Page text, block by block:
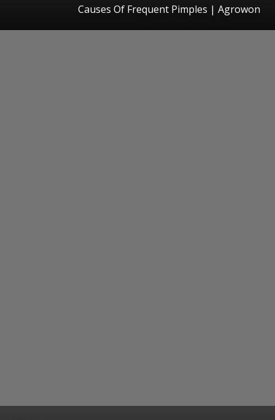
Causes Of Frequent Pimples | Agrowon